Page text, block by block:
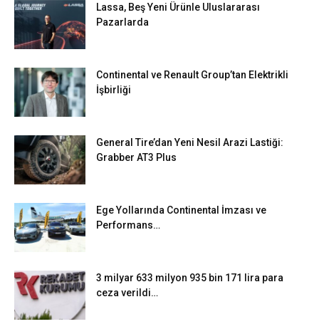
Lassa, Beş Yeni Ürünle Uluslararası
Pazarlarda
Continental ve Renault Group’tan Elektrikli
İşbirliği
General Tire’dan Yeni Nesil Arazi Lastiği:
Grabber AT3 Plus
Ege Yollarında Continental İmzası ve
Performans…
3 milyar 633 milyon 935 bin 171 lira para
ceza verildi…